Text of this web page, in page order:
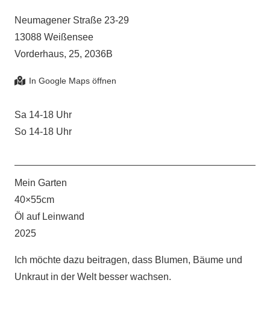
Neumagener Straße 23-29
13088 Weißensee
Vorderhaus, 25, 2036B
Sa 14-18 Uhr
So 14-18 Uhr
Mein Garten
40×55cm
Öl auf Leinwand
2025
Ich möchte dazu beitragen, dass Blumen, Bäume und
Unkraut in der Welt besser wachsen.